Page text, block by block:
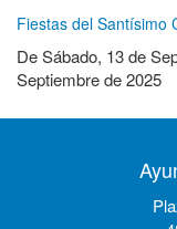
Fiestas del Santísimo
DeSábado, 13 de
Septiembre de 2025